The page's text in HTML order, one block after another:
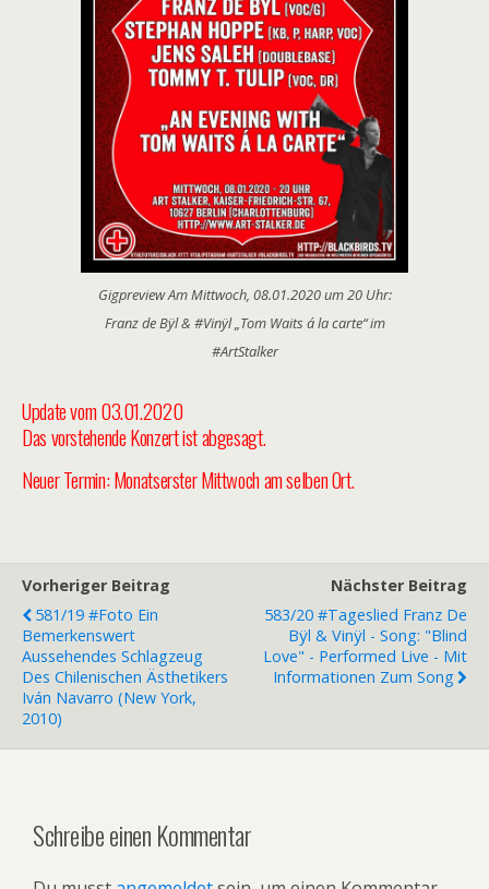
Gigpreview Am Mittwoch, 08.01.2020 um 20 Uhr:
Franz de Bÿl & #Vinÿl „Tom Waits á la carte“ im
#ArtStalker
Update vom 03.01.2020
Das vorstehende Konzert ist abgesagt.
Neuer Termin: Monatserster Mittwoch am selben Ort.
Vorheriger Beitrag
581/19 #Foto Ein
Bemerkenswert
Aussehendes Schlagzeug
Des Chilenischen Ästhetikers
Iván Navarro (New York,
2010)
Nächster Beitrag
583/20 #Tageslied Franz De
Bÿl & Vinÿl - Song: "Blind
Love" - Performed Live - Mit
Informationen Zum Song
Schreibe einen Kommentar